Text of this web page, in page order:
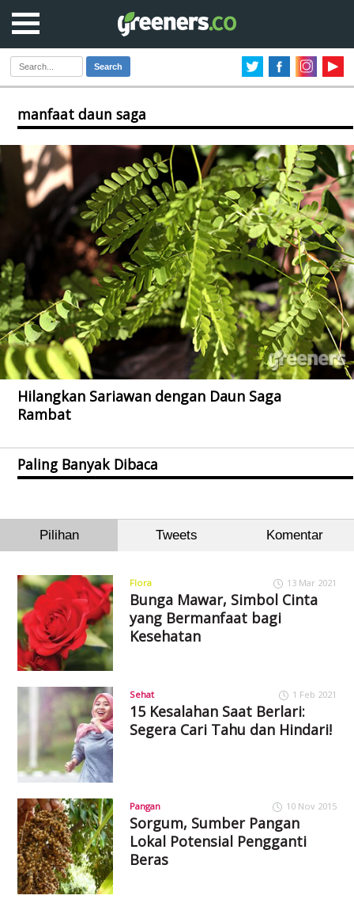
Search
manfaat daun saga
Hilangkan Sariawan dengan Daun Saga
Rambat
Paling Banyak Dibaca
Pilihan Tweets Komentar
Flora 13 Mar 2021
Bunga Mawar, Simbol Cinta
yang Bermanfaat bagi
Kesehatan
Sehat 1 Feb 2021
15 Kesalahan Saat Berlari:
Segera Cari Tahu dan Hindari!
Pangan 10 Nov 2015
Sorgum, Sumber Pangan
Lokal Potensial Pengganti
Beras